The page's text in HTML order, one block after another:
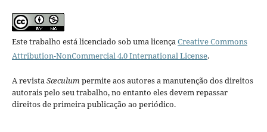
Este trabalho está licenciado sob uma licençaCreative Commons
Attribution-NonCommercial 4.0 International License.
A revistaSæculumpermite aos autores a manutenção dos direitos
autorais pelo seu trabalho, no entanto eles devem repassar
direitos de primeira publicação ao periódico.